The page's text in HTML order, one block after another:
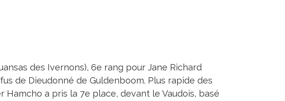
des Ivernons), 6e rang pour Jane Richard
de Dieudonné de Guldenboom. Plus rapide des
Hamcho a pris la 7e place, devant le Vaudois, basé